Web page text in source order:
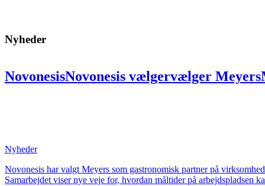
Nyheder
NovonesisNovonesis vælgervælger Meyers
Nyheder
Novonesis har valgt Meyers som gastronomisk partner på
Samarbejdet viser nye veje for, hvordan måltider på arbejdspladsen